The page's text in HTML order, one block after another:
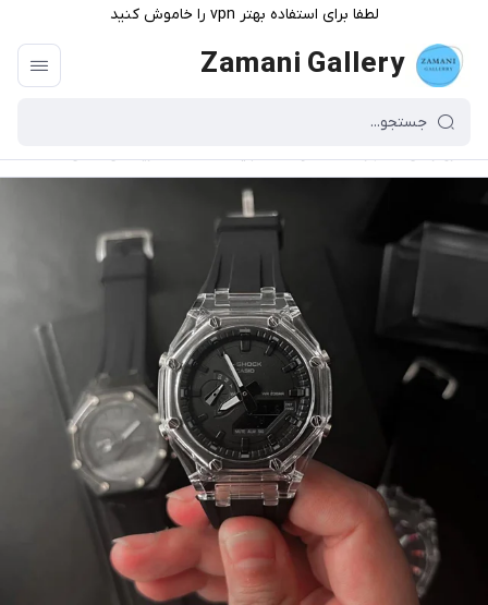
لطفا برای استفاده بهتر vpn را خاموش کنید
Zamani Gallery